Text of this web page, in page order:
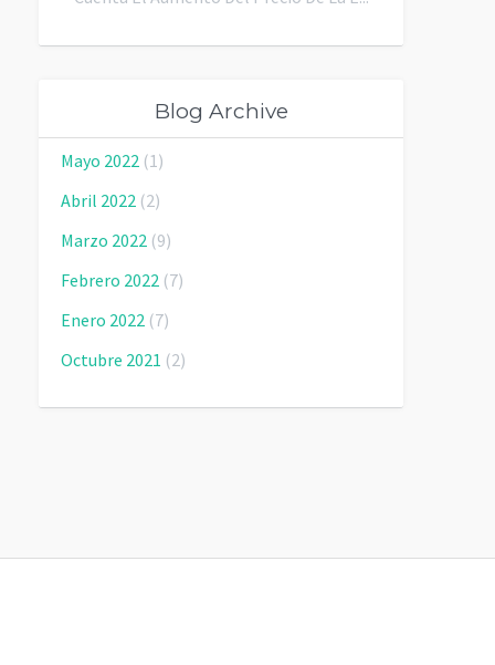
Blog Archive
Mayo 2022 (1)
Abril 2022 (2)
Marzo 2022 (9)
Febrero 2022 (7)
Enero 2022 (7)
Octubre 2021 (2)